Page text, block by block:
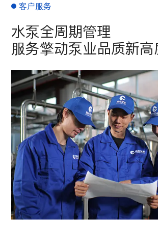
客户服务
水泵全周期管理
服务擎动泵业品质新高